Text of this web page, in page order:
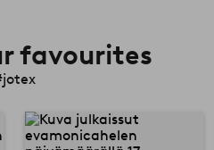
favourites